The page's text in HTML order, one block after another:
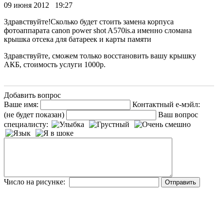
09 июня 2012 19:27
Здравствуйте!Сколько будет стоить замена корпуса
фотоаппарата canon power shot A570is.а именно сломана
крышка отсека для батареек и карты памяти
Здравствуйте, сможем только восстановить вашу крышку
АКБ, стоимость услуги 1000р.
Добавить вопрос
Ваше имя:
Контактный е-мэйл:
(не будет показан)
Ваш вопрос
специалисту:
Число на рисунке: